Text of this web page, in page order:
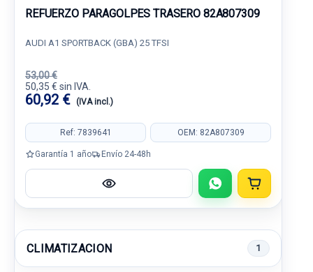
REFUERZO PARAGOLPES TRASERO 82A807309
AUDI A1 SPORTBACK (GBA) 25 TFSI
53,00 €
50,35 € sin IVA.
60,92 € (IVA incl.)
Ref: 7839641 OEM: 82A807309
Garantía 1 año Envío 24-48h
CLIMATIZACION 1